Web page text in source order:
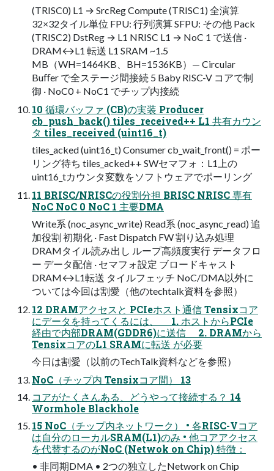
(TRISC0) L1 → SrcReg Compute (TRISC1) 全演算
32×32タイル単位 FPU: ⾏列演算 SFPU: その他 Pack
(TRISC2) DstReg → L1 NRISC L1 → NoC 1 で送信 ·
DRAM↔L1 転送 L1 SRAM ~1.5
MB（WH=1464KB、BH=1536KB）— Circular
Buﬀer で全ステージ間接続 5 Baby RISC-V コアで制
御 · NoC0 + NoC1 でチップ内接続
10 循環バッファ (CB)の実装 Producer
cb_push_back() tiles_received++ L1 共有カウン
タ tiles_received (uint16_t)
tiles_acked (uint16_t) Consumer cb_wait_front() = ポー
リング待ち tiles_acked++ SWセマフォ：L1上の
uint16_tカウンタ変数をソフトウェアでポーリング
11 BRISC/NRISCの役割分担 BRISC NRISC 専有
NoC NoC 0 NoC 1 主要DMA
Write系 (noc_async_write) Read系 (noc_async_read) 追
加役割 初期化 · Fast Dispatch FW 割り込み処理
DRAMタイル読み出し ループ⾼頻度実⾏ データフロ
ー データ配信 · セマフォ設定 ブロードキャスト
DRAM↔L1転送 タイルフェッチ NoC/DMA以外に
ついては今回は割愛（他のtechtalk資料を参照）
12 DRAMアクセスと PCIeホスト通信 Tensixコア
にデータを持ってくるには、 1. ホストからPCIe
経由で内部DRAM(GDDR6)に送信 2. DRAMから
TensixコアのL1 SRAMに転送 が必要
今日は割愛（以前のTechTalk資料などを参照）
NoC（チップ内 Tensixコア間） 13
コアがたくさんある、どうやって接続する？ 14
Wormhole Blackhole
15 NoC（チップ内ネットワーク） • 各RISC-Vコア
は自分のローカルSRAM(L1)のみ • 他コアアクセス
を代替するのがNoC (Netwok on Chip) 特徴：
• 非同期DMA • 2つの独立したNetwork on Chip